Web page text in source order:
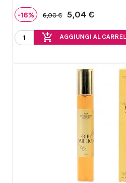
-16% 6,00 € 5,04 €
add_shopping_cart AGGIUNGI AL